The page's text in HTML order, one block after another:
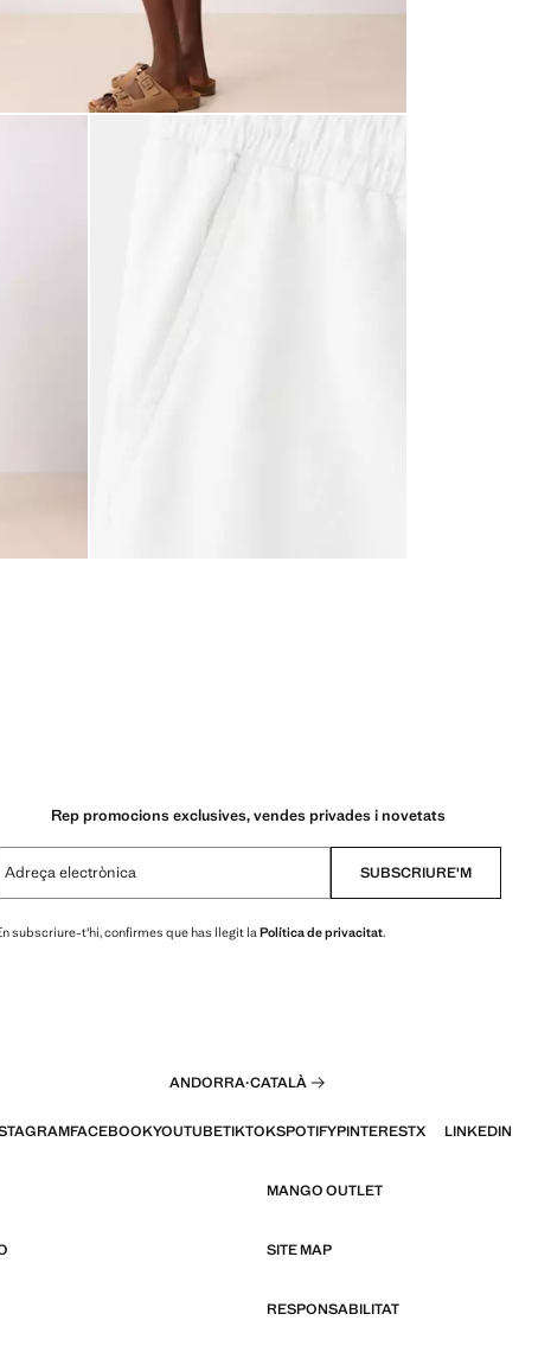
Rep promocions exclusives, vendes privades i novetats
Adreça electrònica SUBSCRIURE'M
subscriure-t'hi, confirmes que has llegit laPolítica de privacitat.
ANDORRA·CATALÀ
FACEBOOKYOUTUBETIKTOKSPOTIFYPINTERESTX LINKEDIN
MANGO OUTLET
SITE MAP
RESPONSABILITAT